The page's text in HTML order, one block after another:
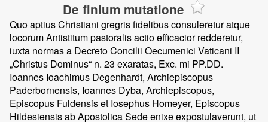
De finium mutatione
Quo aptius Christiani gregris fidelibus consuleretur atque
locorum Antistitum pastoralis actio efficacior redderetur,
iuxta normas a Decreto Concilii Oecumenici Vaticani II
„Christus Dominus“ n. 23 exaratas, Exc. mi PP.DD.
Ioannes Ioachimus Degenhardt, Archiepiscopus
Paderbornensis, Ioannes Dyba, Archiepiscopus,
Episcopus Fuldensis et Iosephus Homeyer, Episcopus
Hildesiensis ab Apostolica Sede enixe expostulaverunt, ut